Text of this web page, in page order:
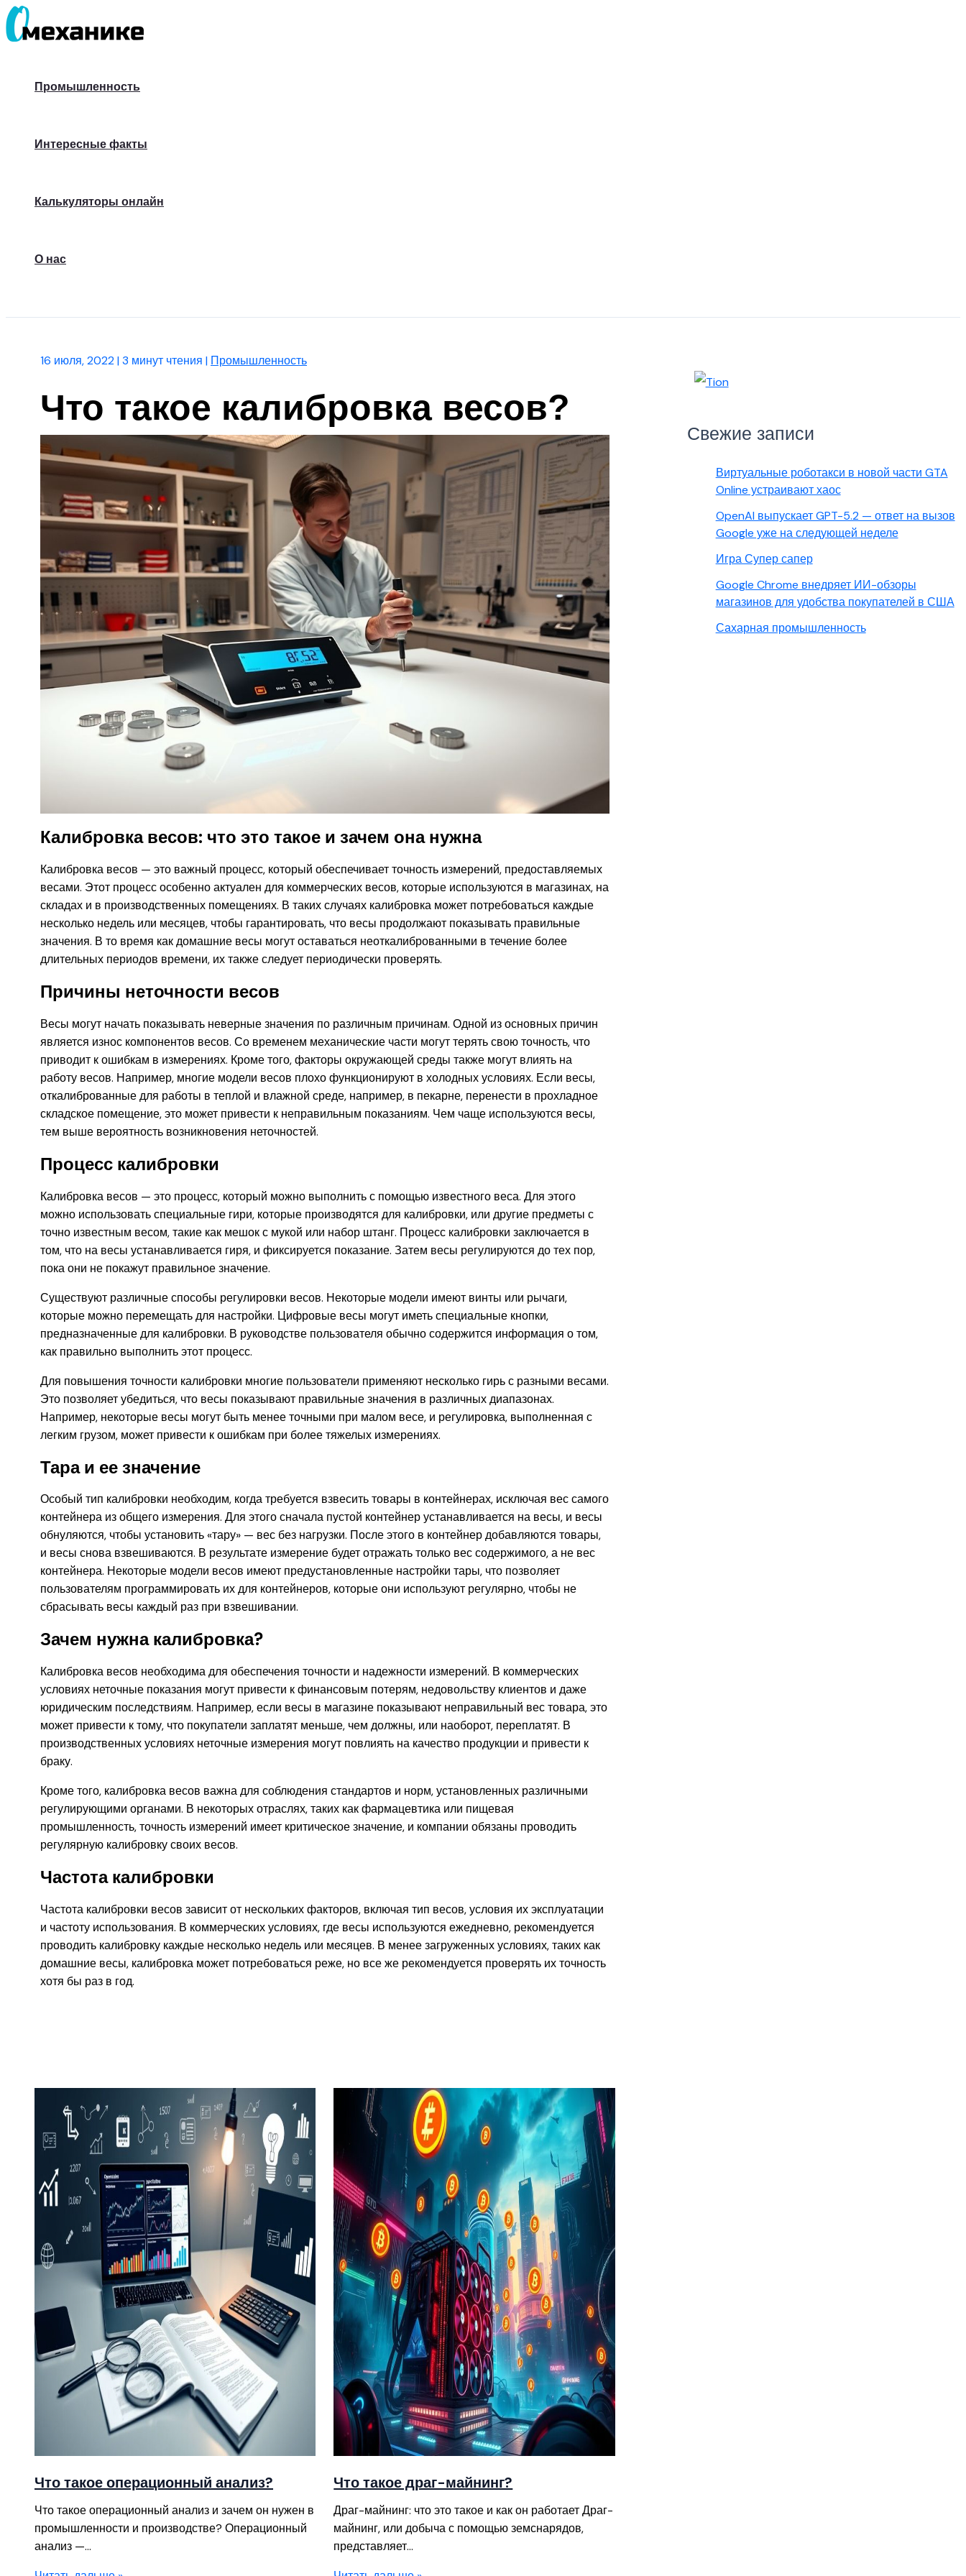
Перейти
к
Промышленность
Интересные факты
Калькуляторы онлайн
О нас
16 июля, 2022|3 минут чтения | Промышленность
Что такое калибровка весов?
Калибровка весов: что это такое и зачем она нужна
Калибровка весов — это важный процесс, который обеспечивает точность измерений, предоставляемых
весами. Этот процесс особенно актуален для коммерческих весов, которые используются в магазинах, на
складах и в производственных помещениях. В таких случаях калибровка может потребоваться каждые
несколько недель или месяцев, чтобы гарантировать, что весы продолжают показывать правильные
значения. В то время как домашние весы могут оставаться неоткалиброванными в течение более
длительных периодов времени, их также следует периодически проверять.
Причины неточности весов
Весы могут начать показывать неверные значения по различным причинам. Одной из основных причин
является износ компонентов весов. Со временем механические части могут терять свою точность, что
приводит к ошибкам в измерениях. Кроме того, факторы окружающей среды также могут влиять на
работу весов. Например, многие модели весов плохо функционируют в холодных условиях. Если весы,
откалиброванные для работы в теплой и влажной среде, например, в пекарне, перенести в прохладное
складское помещение, это может привести к неправильным показаниям. Чем чаще используются весы,
тем выше вероятность возникновения неточностей.
Процесс калибровки
Калибровка весов — это процесс, который можно выполнить с помощью известного веса. Для этого
можно использовать специальные гири, которые производятся для калибровки, или другие предметы с
точно известным весом, такие как мешок с мукой или набор штанг. Процесс калибровки заключается в
том, что на весы устанавливается гиря, и фиксируется показание. Затем весы регулируются до тех пор,
пока они не покажут правильное значение.
Существуют различные способы регулировки весов. Некоторые модели имеют винты или рычаги,
которые можно перемещать для настройки. Цифровые весы могут иметь специальные кнопки,
предназначенные для калибровки. В руководстве пользователя обычно содержится информация о том,
как правильно выполнить этот процесс.
Для повышения точности калибровки многие пользователи применяют несколько гирь с разными весами.
Это позволяет убедиться, что весы показывают правильные значения в различных диапазонах.
Например, некоторые весы могут быть менее точными при малом весе, и регулировка, выполненная с
легким грузом, может привести к ошибкам при более тяжелых измерениях.
Тара и ее значение
Особый тип калибровки необходим, когда требуется взвесить товары в контейнерах, исключая вес самого
контейнера из общего измерения. Для этого сначала пустой контейнер устанавливается на весы, и весы
обнуляются, чтобы установить «тару» — вес без нагрузки. После этого в контейнер добавляются товары,
и весы снова взвешиваются. В результате измерение будет отражать только вес содержимого, а не вес
контейнера. Некоторые модели весов имеют предустановленные настройки тары, что позволяет
пользователям программировать их для контейнеров, которые они используют регулярно, чтобы не
сбрасывать весы каждый раз при взвешивании.
Зачем нужна калибровка?
Калибровка весов необходима для обеспечения точности и надежности измерений. В коммерческих
условиях неточные показания могут привести к финансовым потерям, недовольству клиентов и даже
юридическим последствиям. Например, если весы в магазине показывают неправильный вес товара, это
может привести к тому, что покупатели заплатят меньше, чем должны, или наоборот, переплатят. В
производственных условиях неточные измерения могут повлиять на качество продукции и привести к
браку.
Кроме того, калибровка весов важна для соблюдения стандартов и норм, установленных различными
регулирующими органами. В некоторых отраслях, таких как фармацевтика или пищевая
промышленность, точность измерений имеет критическое значение, и компании обязаны проводить
регулярную калибровку своих весов.
Частота калибровки
Частота калибровки весов зависит от нескольких факторов, включая тип весов, условия их эксплуатации
и частоту использования. В коммерческих условиях, где весы используются ежедневно, рекомендуется
проводить калибровку каждые несколько недель или месяцев. В менее загруженных условиях, таких как
домашние весы, калибровка может потребоваться реже, но все же рекомендуется проверять их точность
хотя бы раз в год.
Что такое операционный анализ?
Что такое операционный анализ и зачем он нужен в
промышленности и производстве? Операционный
анализ —…
Что такое драг-майнинг?
Драг-майнинг: что это такое и как он работает Драг-
майнинг, или добыча с помощью земснарядов,
представляет…
Свежие записи
Виртуальные роботакси в новой части GTA
Online устраивают хаос
OpenAI выпускает GPT-5.2 — ответ на вызов
Google уже на следующей неделе
Игра Супер сапер
Google Chrome внедряет ИИ-обзоры
магазинов для удобства покупателей в США
Сахарная промышленность